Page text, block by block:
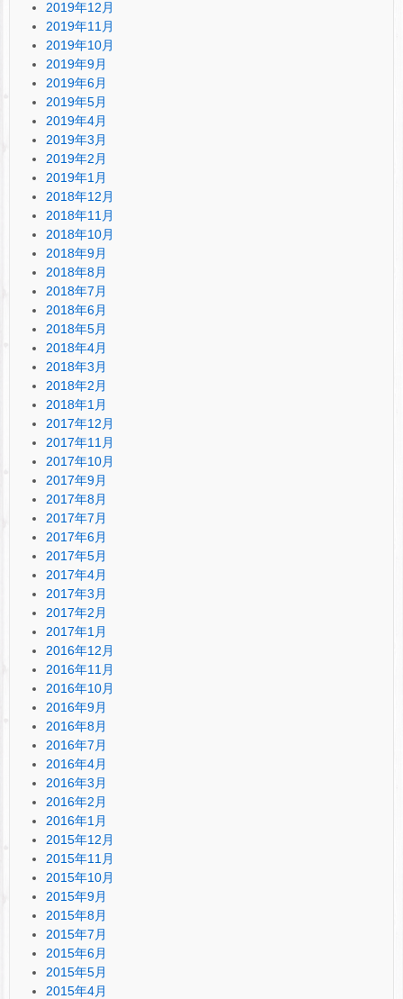
2019年12月
2019年11月
2019年10月
2019年9月
2019年6月
2019年5月
2019年4月
2019年3月
2019年2月
2019年1月
2018年12月
2018年11月
2018年10月
2018年9月
2018年8月
2018年7月
2018年6月
2018年5月
2018年4月
2018年3月
2018年2月
2018年1月
2017年12月
2017年11月
2017年10月
2017年9月
2017年8月
2017年7月
2017年6月
2017年5月
2017年4月
2017年3月
2017年2月
2017年1月
2016年12月
2016年11月
2016年10月
2016年9月
2016年8月
2016年7月
2016年4月
2016年3月
2016年2月
2016年1月
2015年12月
2015年11月
2015年10月
2015年9月
2015年8月
2015年7月
2015年6月
2015年5月
2015年4月